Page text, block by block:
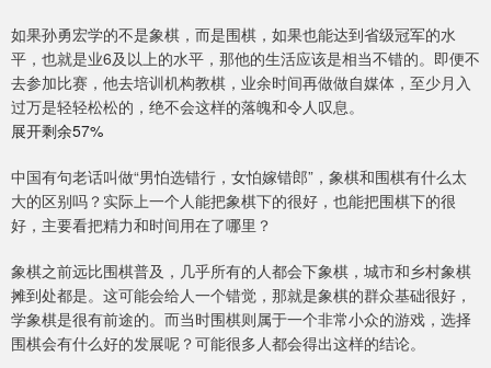
如果孙勇宏学的不是象棋，而是围棋，如果也能达到省级冠军的水
平，也就是业6及以上的水平，那他的生活应该是相当不错的。即便不
去参加比赛，他去培训机构教棋，业余时间再做做自媒体，至少月入
过万是轻轻松松的，绝不会这样的落魄和令人叹息。
展开剩余57%
中国有句老话叫做“男怕选错行，女怕嫁错郎”，象棋和围棋有什么太
大的区别吗？实际上一个人能把象棋下的很好，也能把围棋下的很
好，主要看把精力和时间用在了哪里？
象棋之前远比围棋普及，几乎所有的人都会下象棋，城市和乡村象棋
摊到处都是。这可能会给人一个错觉，那就是象棋的群众基础很好，
学象棋是很有前途的。而当时围棋则属于一个非常小众的游戏，选择
围棋会有什么好的发展呢？可能很多人都会得出这样的结论。